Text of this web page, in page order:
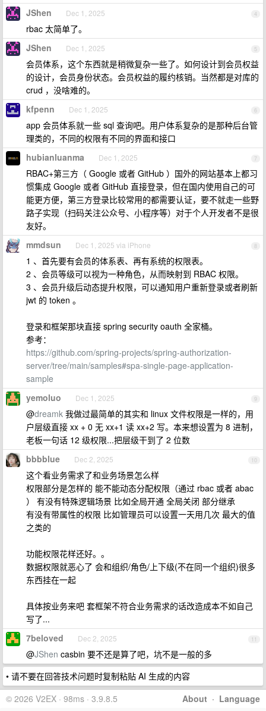
4
JShen Dec 1, 2025
rbac 太简单了。
5
JShen Dec 1, 2025
会员体系，这个东西就是稍微复杂一些了。如何设计到会员权益
的设计，会员身份状态。会员权益的履约核销。当然都是对库的
crud ，没啥难的。
6
kfpenn Dec 1, 2025
app 会员体系就一些 sql 查询吧。用户体系复杂的是那种后台管
理类的，不同的权限有不同的界面和接口
7
hubianluanma Dec 1, 2025
RBAC+第三方（ Google 或者 GitHub ）国外的网站基本上都习
惯集成 Google 或者 GitHub 直接登录，但在国内使用自己的可
能更方便，第三方登录比较常用的都需要认证，要不就走一些野
路子实现（扫码关注公众号、小程序等）对于个人开发者不是很
友好。
8
mmdsun Dec 1, 2025 via iPhone
1 、首先要有会员的体系表、再有系统的权限表。
2 、会员等级可以视为一种角色，从而映射到 RBAC 权限。
3 、会员升级后动态提升权限，可以通知用户重新登录或者刷新
jwt 的 token 。
登录和框架那块直接 spring security oauth 全家桶。
参考：
https://github.com/spring-projects/spring-authorization-
server/tree/main/samples#spa-single-page-application-
sample
9
yemoluo Dec 1, 2025
@dreamk 我做过最简单的其实和 linux 文件权限是一样的，用
户层级直接 xx + 0 无 xx+1 读 xx+2 写。本来想设置为 8 进制，
老板一句话 12 级权限...把层级干到了 2 位数
10
bbbblue Dec 2, 2025
这个看业务需求了和业务场景怎么样
权限部分是怎样的 能不能动态分配权限（通过 rbac 或者 abac
） 有没有特殊逻辑场景 比如全局开通 全局关闭 部分继承
有没有带属性的权限 比如管理员可以设置一天用几次 最大的值
之类的
功能权限花样还好。。
数据权限就恶心了 会和组织/角色/上下级(不在同一个组织)很多
东西挂在一起
具体按业务来吧 套框架不符合业务需求的话改造成本不如自己
写了...
11
7beloved Dec 2, 2025
@JShen casbin 要不还是算了吧，坑不是一般的多
• 请不要在回答技术问题时复制粘贴 AI 生成的内容
About · Language
© 2026 V2EX · 98ms · 3.9.8.5